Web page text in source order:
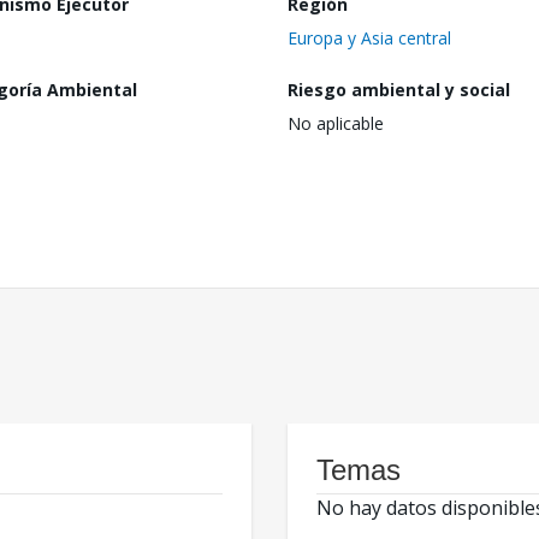
Europa y Asia central
Ambiental
Riesgo ambiental y social
No aplicable
Temas
No hay datos